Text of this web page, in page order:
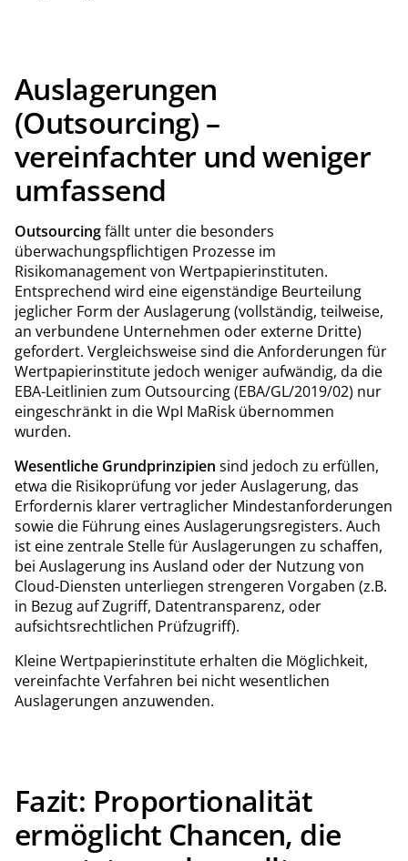
Auslagerungen
(Outsourcing) –
vereinfachter und weniger
umfassend
Outsourcingfällt unter die besonders
überwachungspflichtigen Prozesse im
Risikomanagement von Wertpapierinstituten.
Entsprechend wird eine eigenständige Beurteilung
jeglicher Form der Auslagerung (vollständig, teilweise,
an verbundene Unternehmen oder externe Dritte)
gefordert. Vergleichsweise sind die Anforderungen für
Wertpapierinstitute jedoch weniger aufwändig, da die
EBA-Leitlinien zum Outsourcing (EBA/GL/2019/02) nur
eingeschränkt in die WpI MaRisk übernommen
wurden.
Wesentliche Grundprinzipien sind jedoch zu erfüllen,
etwa die Risikoprüfung vor jeder Auslagerung, das
Erfordernis klarer vertraglicher Mindestanforderungen
sowie die Führung eines Auslagerungsregisters. Auch
ist eine zentrale Stelle für Auslagerungen zu schaffen,
bei Auslagerung ins Ausland oder der Nutzung von
Cloud-Diensten unterliegen strengeren Vorgaben (z.B.
in Bezug auf Zugriff, Datentransparenz, oder
aufsichtsrechtlichen Prüfzugriff).
Kleine Wertpapierinstitute erhalten die Möglichkeit,
vereinfachte Verfahren bei nicht wesentlichen
Auslagerungen anzuwenden.
Fazit: Proportionalität
ermöglicht Chancen, die